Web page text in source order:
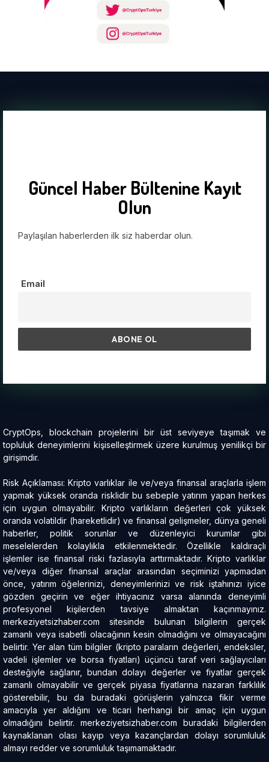
Güncel Haber Bültenine Kayıt
Olun
Paylaşılan haberlerden ilk siz haberdar olun.
Email
CryptOps, blockchain projelerini bir üst seviyeye taşımak ve
topluluk deneyimlerini kişiselleştirmek üzere kurulmuş yenilikçi bir
girişimdir.
Risk Açıklaması: Kripto varlıklar ile ve/veya finansal araçlarla işlem
yapmak yüksek oranda risklidir bu sebeple yatırım yapan herkes
için uygun olmayabilir. Kripto varlıkların değerleri çok yüksek
oranda volatildir (hareketlidir) ve finansal gelişmeler, dünya geneli
haberler, politik sorunlar ve düzenleyici kurumlar gibi
meselelerden kolaylıkla etkilenmektedir. Özellikle kaldıraçlı
işlemler ise finansal riski fazlasıyla arttırmaktadır. Kripto varlıklar
ve/veya diğer finansal araçlar arasından seçiminizi yapmadan
önce, yatırım öğelerinizi, deneyimlerinizi ve risk iştahınızı iyice
gözden geçirin ve eğer ihtiyacınız varsa alanında deneyimli
profesyonel kişilerden tavsiye almaktan kaçınmayınız.
merkeziyetsizhaber.com sitesinde bulunan bilgilerin gerçek
zamanlı veya isabetli olacağının kesin olmadığını ve olmayacağını
belirtir. Yer alan tüm bilgiler (kripto paraların değerleri, endeksler,
vadeli işlemler ve borsa fiyatları) üçüncü taraf veri sağlayıcıları
desteğiyle sağlanır, bundan dolayı değerler ve fiyatlar gerçek
zamanlı olmayabilir ve gerçek piyasa fiyatlarına nazaran farklılık
gösterebilir, bu da buradaki görüşlerin yalnızca fikir verme
amacıyla yer aldığını ve ticari herhangi bir amaç için uygun
olmadığını belirtir. merkeziyetsizhaber.com buradaki bilgilerden
kaynaklanan olası kayıp veya kazançlardan dolayı sorumluluk
almayı redder ve sorumluluk taşımamaktadır.